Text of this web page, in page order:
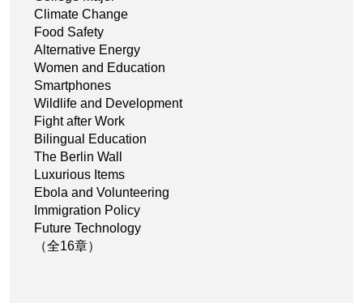
Climate Change
Food Safety
Alternative Energy
Women and Education
Smartphones
Wildlife and Development
Fight after Work
Bilingual Education
The Berlin Wall
Luxurious Items
Ebola and Volunteering
Immigration Policy
Future Technology
（全16章）